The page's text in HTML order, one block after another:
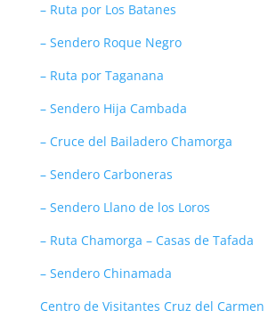
– Ruta por Los Batanes
– Sendero Roque Negro
– Ruta por Taganana
– Sendero Hija Cambada
– Cruce del Bailadero Chamorga
– Sendero Carboneras
– Sendero Llano de los Loros
– Ruta Chamorga – Casas de Tafada
– Sendero Chinamada
Centro de Visitantes Cruz del Carmen